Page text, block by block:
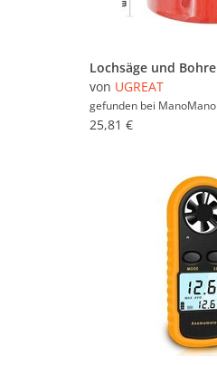
von UGREAT
gefunden bei ManoMano
25,81 €